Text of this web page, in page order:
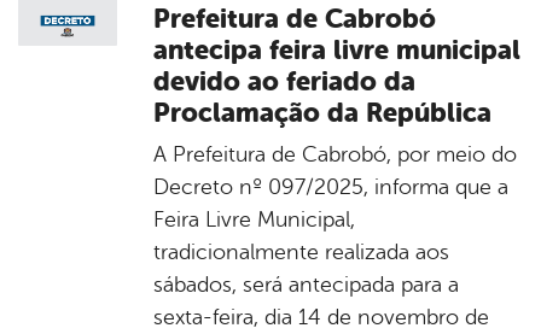
Prefeitura de Cabrobó
antecipa feira livre municipal
devido ao feriado da
Proclamação da República
A Prefeitura de Cabrobó, por meio do
Decreto nº 097/2025, informa que a
Feira Livre Municipal,
tradicionalmente realizada aos
sábados, será antecipada para a
sexta-feira, dia 14 de novembro de